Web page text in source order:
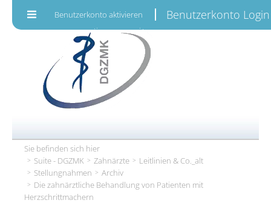
Benutzerkonto aktivieren Benutzerkonto Login
Sie befinden sich hier
Suite - DGZMK
Zahnärzte
Leitlinien & Co._alt
Stellungnahmen
Archiv
Die zahnärztliche Behandlung von Patienten mit
Herzschrittmachern